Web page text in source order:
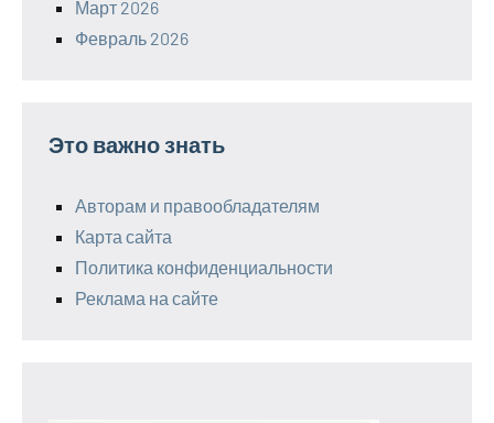
Март 2026
Февраль 2026
Это важно знать
Авторам и правообладателям
Карта сайта
Политика конфиденциальности
Реклама на сайте